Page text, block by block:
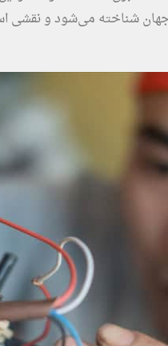
جهان شناخته می‌شود و